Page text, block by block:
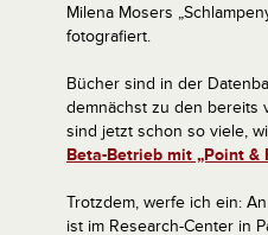
Milena Mosers
fotografiert.
Bücher sind in der
demnächst zu den bereits
sind jetzt schon so viele,
Beta-Betrieb mit „Point &
Trotzdem, werfe ich ein:
ist im Research-Center in